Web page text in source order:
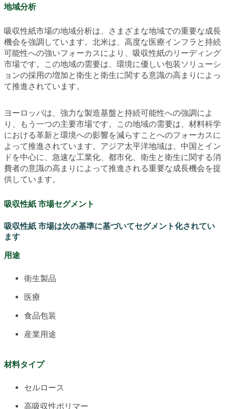
地域分析
吸収性紙市場の地域分析は、さまざまな地域での重要な成長
機会を強調しています。北米は、高度な医療インフラと持続
可能性への強いフォーカスにより、吸収性紙のリーディング
市場です。この地域の需要は、環境に優しい包装ソリューシ
ョンの採用の増加と衛生と衛生に関する意識の高まりによっ
て推進されています。
ヨーロッパは、強力な製造基盤と持続可能性への強調によ
り、もう一つの主要市場です。この地域の需要は、材料科学
における革新と環境への影響を減らすことへのフォーカスに
よって推進されています。アジア太平洋地域は、中国とイン
ドを中心に、急速な工業化、都市化、衛生と衛生に関する消
費者の意識の高まりによって推進される重要な成長機会を提
供しています。
吸収性紙 市場セグメント
吸収性紙 市場は次の基準に基づいてセグメント化されてい
ます
用途
衛生製品
医療
食品包装
産業用途
材料タイプ
セルロース
高吸収性ポリマー